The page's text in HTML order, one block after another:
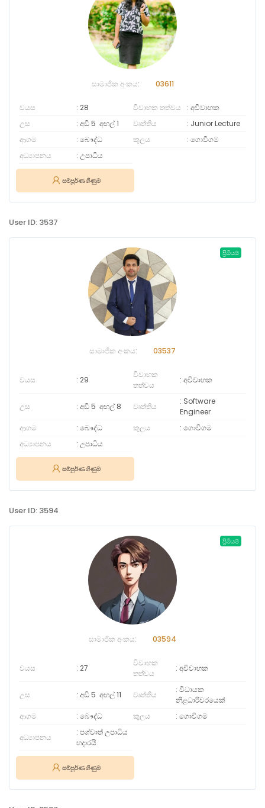
සාමාජික අංකය: 03611
වයස 28 විවාහක තත්වය
අවිවාහක
උස
අඩි 5 අඟල්1 වෘත්තිය
Junior Lecture
ආගම
බෞද්ධ කුලය
ගොවිගම
අධ්‍යාපනය
උපාධිය
සම්පූර්ණ ගිණුම
User ID: 3537
ප්‍රිමියම්
සාමාජික අංකය: 03537
වයස 29
විවාහක
තත්වය
අවිවාහක
උස අඩි 5 අඟල් 8 වෘත්තිය
Software
Engineer
ආගම
බෞද්ධ කුලය
ගොවිගම
අධ්‍යාපනය
උපාධිය
සම්පූර්ණ ගිණුම
User ID: 3594
ප්‍රිමියම්
සාමාජික අංකය: 03594
වයස 27
විවාහක
තත්වය
අවිවාහක
උස අඩි 5 අඟල්11 වෘත්තිය
විධායක
නිළධාරිවරයෙක්
ආගම
බෞද්ධ කුලය ගොවිගම
අධ්‍යාපනය
පශ්චාත් උපාධිය
හදාරයි
සම්පූර්ණ ගිණුම